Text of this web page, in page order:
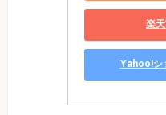
楽
Yahoo!シ